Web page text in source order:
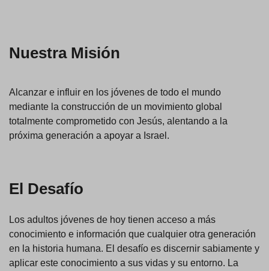
Nuestra Misión
Alcanzar e influir en los jóvenes de todo el mundo
mediante la construcción de un movimiento global
totalmente comprometido con Jesús, alentando a la
próxima generación a apoyar a Israel.
El Desafío
Los adultos jóvenes de hoy tienen acceso a más
conocimiento e información que cualquier otra generación
en la historia humana. El desafío es discernir sabiamente y
aplicar este conocimiento a sus vidas y su entorno. La